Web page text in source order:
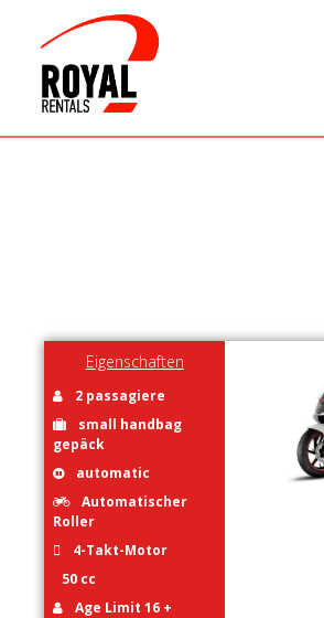
Eigenschaften
2 passagiere
small handbag
gepäck
automatic
Automatischer
Roller
4-Takt-Motor
50 cc
Age Limit 16 +